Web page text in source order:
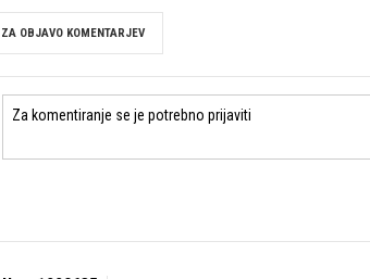
OBJAVO KOMENTARJEV